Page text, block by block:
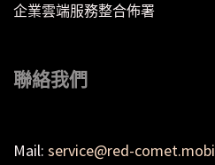
企業雲端服務整合佈署
聯絡我們
Mail: service@red-comet.mobi